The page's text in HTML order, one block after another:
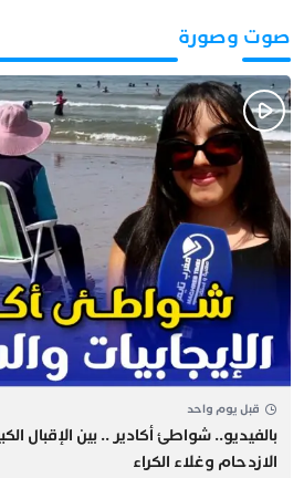
صوت وصورة
قبل يوم واحد
بالفيديو.. شواطئ أكادير .. بين الإقبال
الازدحام وغلاء الكراء